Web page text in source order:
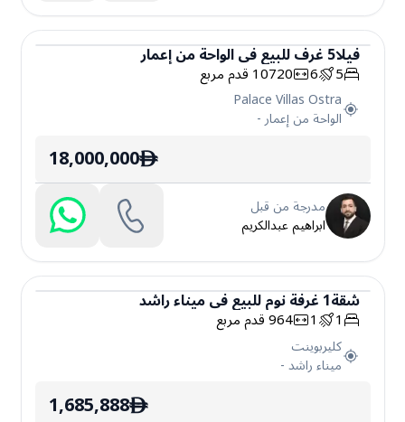
فيلا
فيلا5غرفللبيعفيالواحة من إعمار
5
6
10720قدم مربع
Palace Villas Ostra
الواحة من إعمار-
ê
18,000,000
مدرجة من قبل
ابراهيم عبدالكريم
شقة
شقة1غرفة نومللبيعفيميناء راشد
1
1
964قدم مربع
كليربوينت
ميناء راشد-
ê
1,685,888